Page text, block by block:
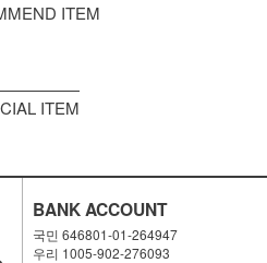
ITEM
ITEM
BANK ACCOUNT
국민 646801-01-264947
우리 1005-902-276093